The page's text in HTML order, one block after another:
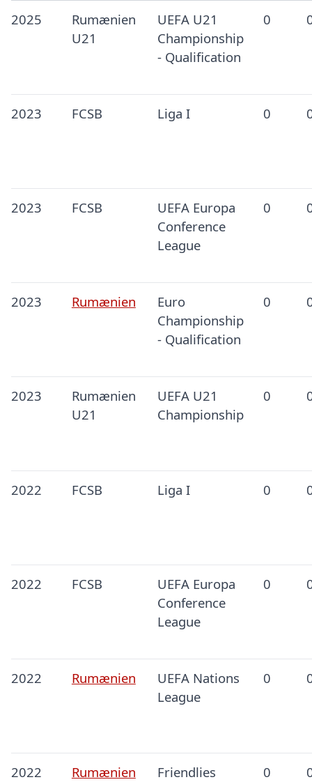
2025
Rumænien
U21
UEFA U21
Championship
- Qualification
0
2023 FCSB Liga I 0
2023 FCSB
UEFA Europa
Conference
League
0
2023 Rumænien
Euro
Championship
- Qualification
0
2023
Rumænien
U21
UEFA U21
Championship
0
2022 FCSB Liga I 0
2022 FCSB
UEFA Europa
Conference
League
0
2022 Rumænien
UEFA Nations
League
0
2022 Rumænien Friendlies 0